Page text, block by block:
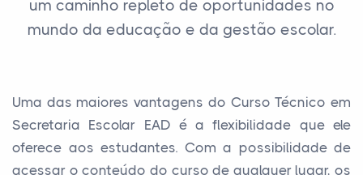
um caminho repleto de oportunidades no
mundo da educação e da gestão escolar.
Uma das maiores vantagens do Curso Técnico em
Secretaria Escolar EAD é a flexibilidade que ele
oferece aos estudantes. Com a possibilidade de
acessar o conteúdo do curso de qualquer lugar, os